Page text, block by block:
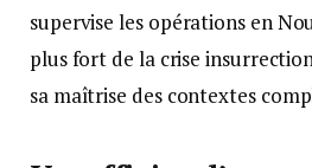
supervise les opérations en
plus fort de la crise
sa maîtrise des contextes